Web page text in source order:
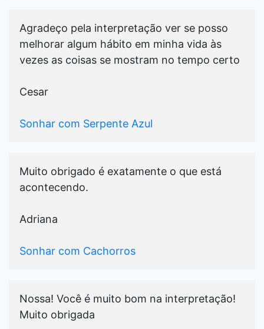
Agradeço pela interpretação ver se posso
melhorar algum hábito em minha vida às
vezes as coisas se mostram no tempo certo
Cesar
Sonhar com Serpente Azul
Muito obrigado é exatamente o que está
acontecendo.
Adriana
Sonhar com Cachorros
Nossa! Você é muito bom na interpretação!
Muito obrigada